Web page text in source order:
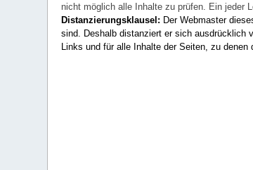
nicht möglich alle Inhalte zu prüfen. Ein jeder
Distanzierungsklausel: Der Webmaster
sind. Deshalb distanziert er sich ausdrücklich
Links und für alle Inhalte der Seiten, zu denen